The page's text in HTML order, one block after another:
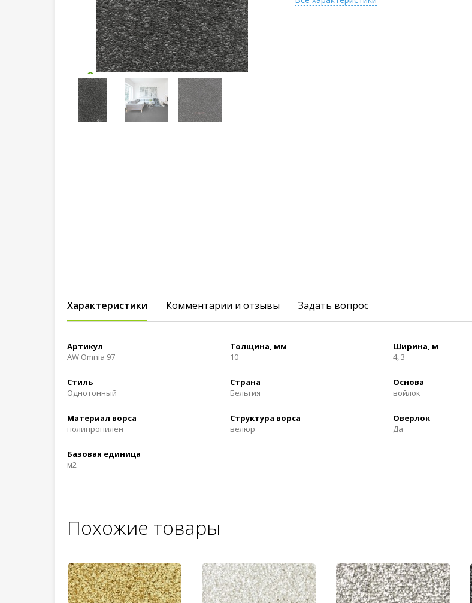
Характеристики Комментарии и отзывы Задать вопрос
Артикул
AW Omnia 97
Толщина, мм
10
Ширина, м
4, 3
Стиль
Однотонный
Страна
Бельгия
Основа
войлок
Материал ворса
полипропилен
Структура ворса
велюр
Оверлок
Да
Базовая единица
м2
Похожие товары